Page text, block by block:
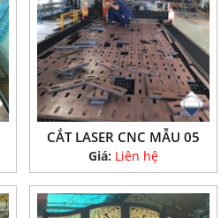
CẮT LASER CNC MẪU 05
Giá: Liên hệ